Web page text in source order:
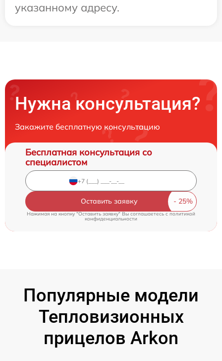
указанному адресу.
Нужна консультация?
Закажите бесплатную консультацию
Бесплатная консультация со
специалистом
Оставить заявку
Нажимая на кнопку "Оставить заявку" Вы соглашаетесь c политикой
конфиденциальности
Популярные модели
Тепловизионных
прицелов Arkon